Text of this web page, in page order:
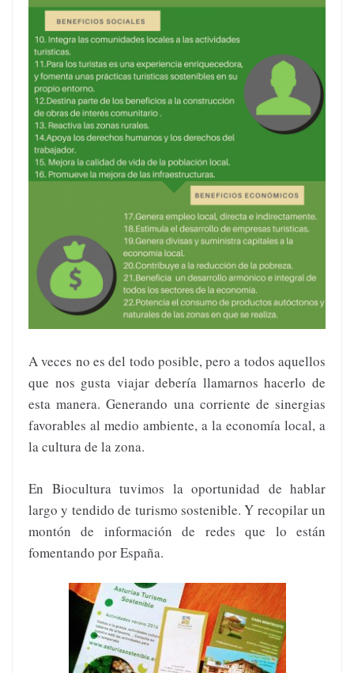
A veces no es del todo posible, pero a todos aquellos
que nos gusta viajar debería llamarnos hacerlo de
esta manera. Generando una corriente de sinergias
favorables al medio ambiente, a la economía local, a
la cultura de la zona.
En Biocultura tuvimos la oportunidad de hablar
largo y tendido de turismo sostenible. Y recopilar un
montón de información de redes que lo están
fomentando por España.